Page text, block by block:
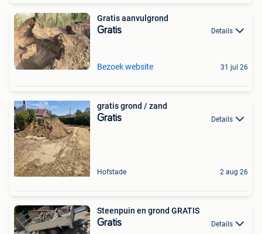
Gratis aanvulgrond
Gratis Details
Bezoek website 31 jul 26
gratis grond / zand
Gratis Details
Hofstade 2 aug 26
Steenpuin en grond GRATIS
Gratis Details